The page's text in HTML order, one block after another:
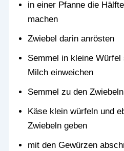
in einer Pfanne die
machen
Zwiebel darin anrösten
Semmel in kleine
Milch einweichen
Semmel zu den
Käse klein würfeln und
Zwiebeln geben
mit den Gewürzen